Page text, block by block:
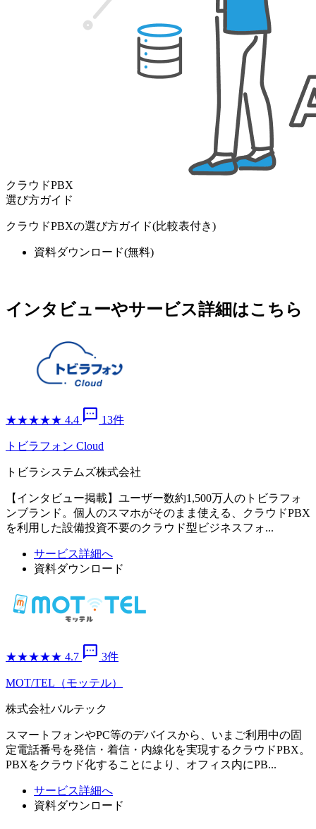
クラウドPBX
選び方ガイド
クラウドPBXの選び方ガイド(比較表付き)
資料ダウンロード(無料)
インタビューやサービス詳細はこちら
★★★★★ 4.4 sms 13件
トビラフォン Cloud
トビラシステムズ株式会社
【インタビュー掲載】ユーザー数約1,500万人のトビラフォ
ンブランド。個人のスマホがそのまま使える、クラウドPBX
を利用した設備投資不要のクラウド型ビジネスフォ...
サービス詳細へ
資料ダウンロード
★★★★★ 4.7 sms 3件
MOT/TEL（モッテル）
株式会社バルテック
スマートフォンやPC等のデバイスから、いまご利用中の固
定電話番号を発信・着信・内線化を実現するクラウドPBX。
PBXをクラウド化することにより、オフィス内にPB...
サービス詳細へ
資料ダウンロード